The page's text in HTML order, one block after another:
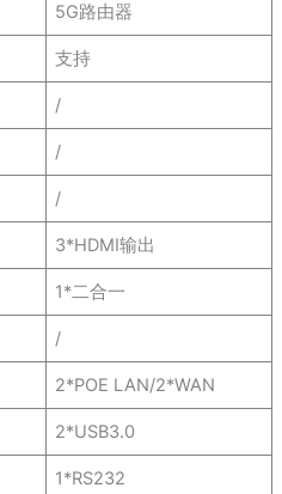
5G路由器
支持
/
/
/
3*HDMI输出
1*二合一
/
2*POE LAN/2*WAN
2*USB3.0
1*RS232